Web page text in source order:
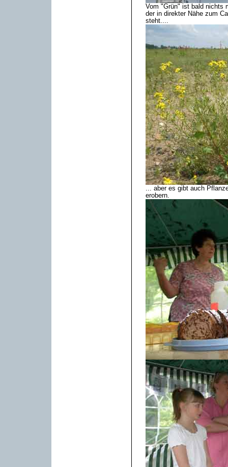
Vom "Grün" ist bald nichts
der in direkter Nähe zum
steht....
... aber es gibt auch
erobern.